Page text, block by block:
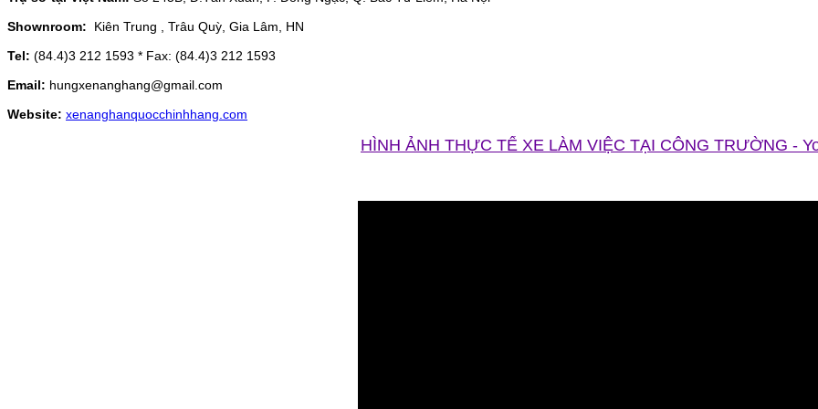
Shownroom: Kiên Trung , Trâu Quỳ, Gia Lâm, HN
Tel: (84.4)3 212 1593 * Fax: (84.4)3 212 1593
Email: hungxenanghang@gmail.com
Website: xenanghanquocchinhhang.com
HÌNH ẢNH THỰC TẾ XE LÀM VIỆC TẠI CÔNG TRƯỜNG -